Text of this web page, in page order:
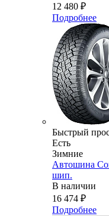
12 480 ₽
Подробнее
Быстрый
Есть
Зимние
Автошина
шип.
В наличии
16 474 ₽
Подробнее